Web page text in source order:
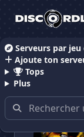
Serveurs par
Ajoute ton
Tops
Plus
Accueil